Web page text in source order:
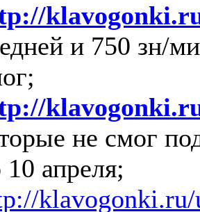
и 750 зн/
не смог
10 апреля;
klavogonki.ru/